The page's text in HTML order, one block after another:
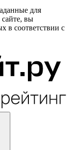
для
сайте, вы
в соответствии с